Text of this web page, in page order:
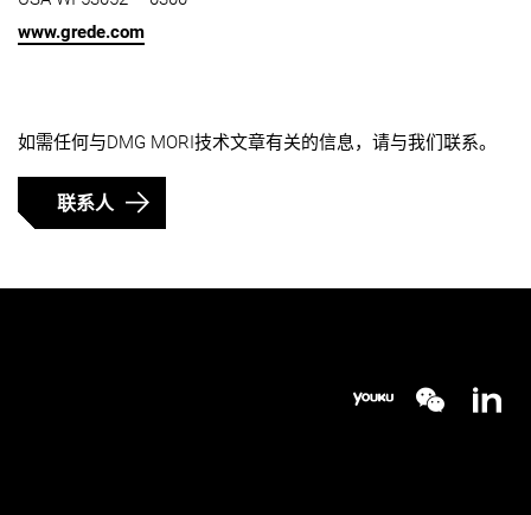
www.grede.com
如需任何与DMG MORI技术文章有关的信息，请与我们联系。
联系人